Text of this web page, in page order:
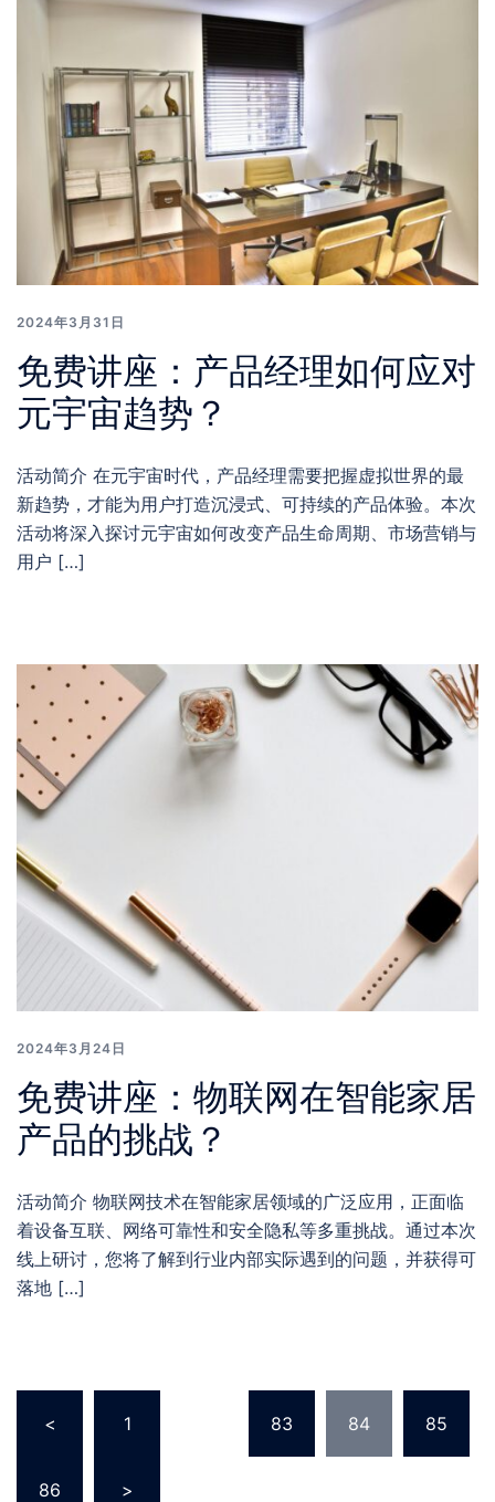
2024年3月31日
免费讲座：产品经理如何应对
元宇宙趋势？
活动简介 在元宇宙时代，产品经理需要把握虚拟世界的最
新趋势，才能为用户打造沉浸式、可持续的产品体验。本次
活动将深入探讨元宇宙如何改变产品生命周期、市场营销与
用户 […]
2024年3月24日
免费讲座：物联网在智能家居
产品的挑战？
活动简介 物联网技术在智能家居领域的广泛应用，正面临
着设备互联、网络可靠性和安全隐私等多重挑战。通过本次
线上研讨，您将了解到行业内部实际遇到的问题，并获得可
落地 […]
< 1 83 84 85
86 >